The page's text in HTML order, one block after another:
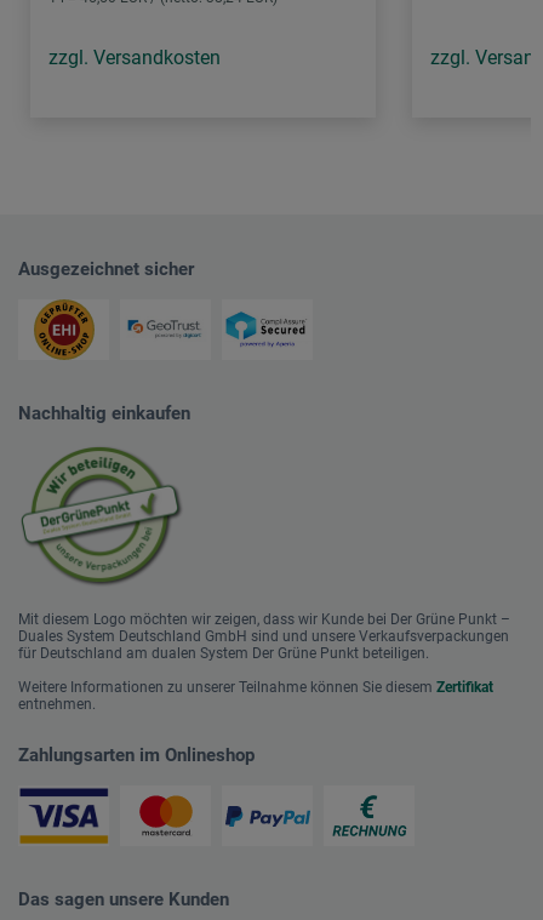
zzgl. Versandkosten zzgl.
Ausgezeichnet sicher
Nachhaltig einkaufen
Mit diesem Logo möchten wir zeigen, dass wir Kunde bei Der Grüne Punkt –
Duales System Deutschland GmbH sind und unsere Verkaufsverpackungen
für Deutschland am dualen System Der Grüne Punkt beteiligen.
Weitere Informationen zu unserer Teilnahme können Sie diesem Zertifikat
entnehmen.
Zahlungsarten im Onlineshop
Das sagen unsere Kunden